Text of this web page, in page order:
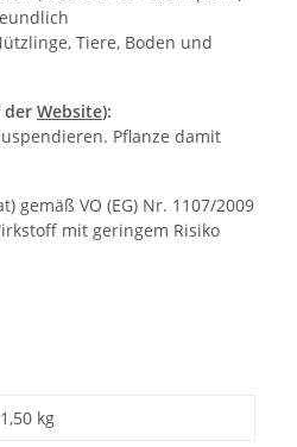
Tiere, Boden und
der Website):
Pflanze damit
gemäß VO (EG) Nr. 1107/2009
mit geringem Risiko
1,50 kg